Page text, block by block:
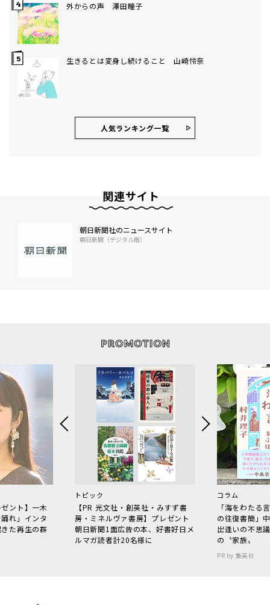
外からの声 澤田瞳子
生きるとは変身し続けること 山崎怜奈
人気ランキング⼀覧
関連サイト
朝日新聞社のニュースサイト
朝日新聞（デジタル版）
ント】一木
れ」インタ
た再生の群
トピック
【PR 光文社・創英社・みすず書
房・ミネルヴァ書房】プレゼント
朝日新聞1面広告の本、好書好日メ
ルマガ読者計20名様に
コラム
「海をわた
の往復書簡」
出逢いの不思
の〝家族〟
PR by 集英社